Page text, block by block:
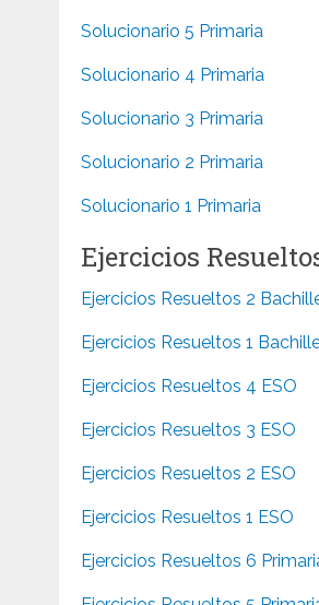
Solucionario 5 Primaria
Solucionario 4 Primaria
Solucionario 3 Primaria
Solucionario 2 Primaria
Solucionario 1 Primaria
Ejercicios
Ejercicios Resueltos 2
Ejercicios Resueltos 1
Ejercicios Resueltos 4 ESO
Ejercicios Resueltos 3 ESO
Ejercicios Resueltos 2 ESO
Ejercicios Resueltos 1 ESO
Ejercicios Resueltos 6